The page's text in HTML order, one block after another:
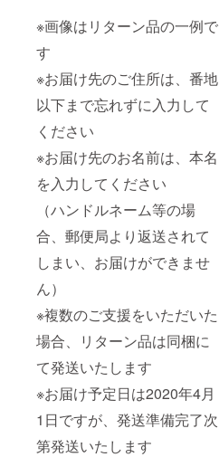
※画像はリターン品の一例で
す
※お届け先のご住所は、番地
以下まで忘れずに入力して
ください
※お届け先のお名前は、本名
を入力してください
（ハンドルネーム等の場
合、郵便局より返送されて
しまい、お届けができませ
ん）
※複数のご支援をいただいた
場合、リターン品は同梱に
て発送いたします
※お届け予定日は2020年4月
1日ですが、発送準備完了次
第発送いたします